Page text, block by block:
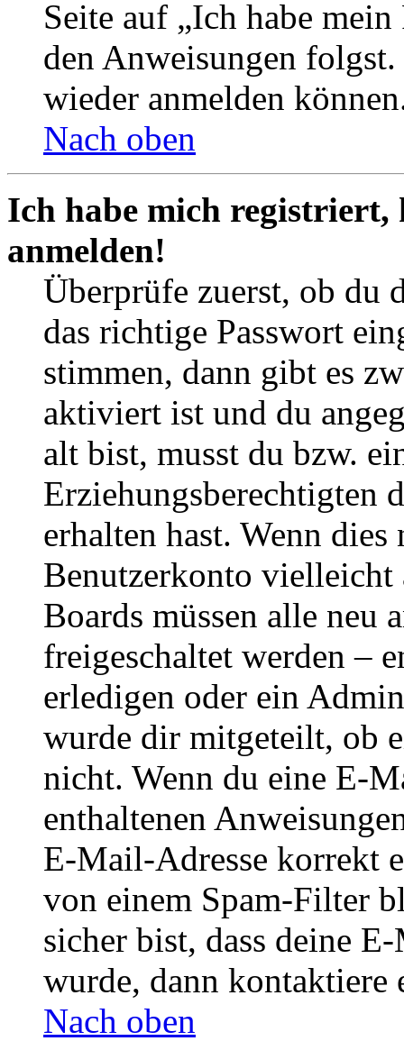
Seite auf „Ich habe
den Anweisungen
wieder anmelden
Nach oben
Ich habe mich
anmelden!
Überprüfe zuerst, ob du
das richtige Passwort
stimmen, dann gibt es
aktiviert ist und du
alt bist, musst du bzw.
Erziehungsberechtigten
erhalten hast. Wenn
Benutzerkonto
Boards müssen alle neu
freigeschaltet werden –
erledigen oder ein
wurde dir mitgeteilt, ob
nicht. Wenn du eine E-
enthaltenen
E-Mail-Adresse korrekt
von einem Spam-Filter
sicher bist, dass deine
wurde, dann kontaktiere
Nach oben